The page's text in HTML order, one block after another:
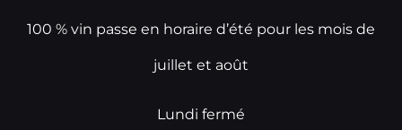
100 % vin passe en horaire d’été pour les mois de
juillet et août
Lundi fermé